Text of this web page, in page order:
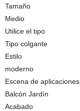
Tamaño
Medio
Utilice el tipo
Tipo colgante
Estilo
moderno
Escena de aplicaciones
Balcón Jardín
Acabado